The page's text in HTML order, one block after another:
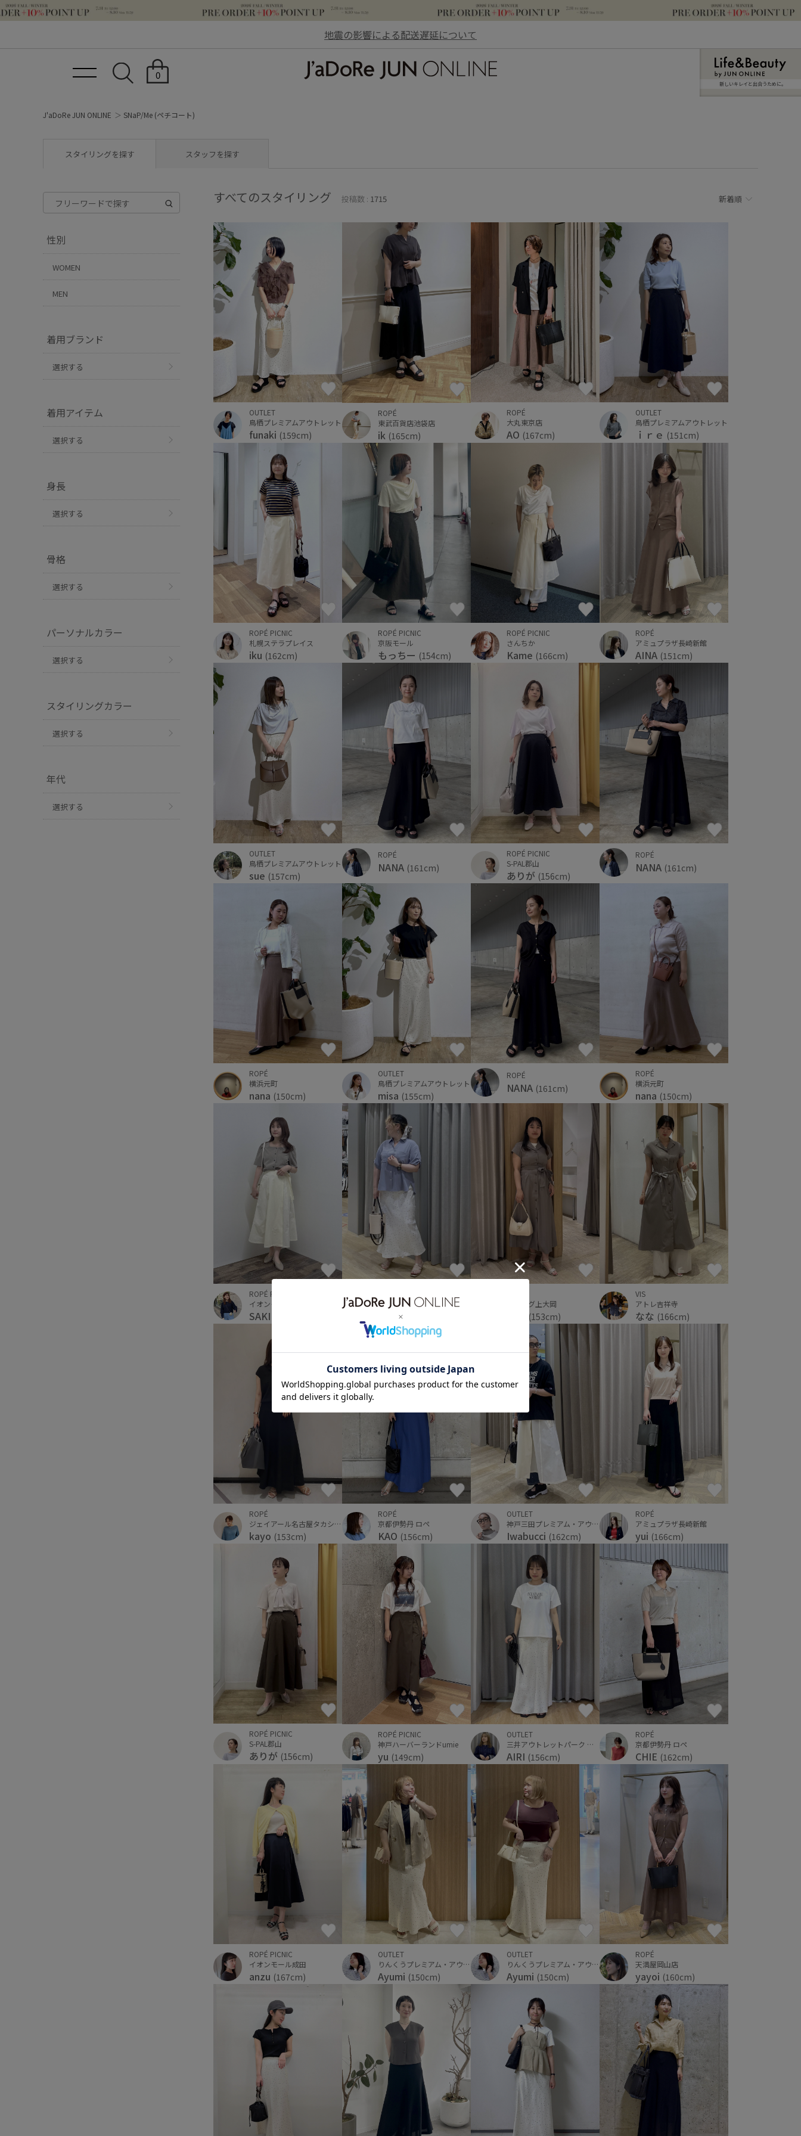
地震の影響による配送遅延について
0
新しいキレイと出合うために。
J'aDoRe JUN ONLINE SNaP/Me (ペチコート)
スタイリングを探す スタッフを探す
性別
WOMEN
MEN
着用ブランド
選択する
着用アイテム
選択する
身長
選択する
骨格
選択する
パーソナルカラー
選択する
スタイリングカラー
選択する
年代
選択する
すべてのスタイリング 投稿数 : 1715 新着順
OUTLET
鳥栖プレミアムアウトレット
funaki (159cm)
ROPÉ
東武百貨店池袋店
ik (165cm)
ROPÉ
大丸東京店
AO (167cm)
OUTLET
鳥栖プレミアムアウトレット
ｉｒｅ (151cm)
ROPÉ PICNIC
札幌ステラプレイス
iku (162cm)
ROPÉ PICNIC
京阪モール
もっちー (154cm)
ROPÉ PICNIC
さんちか
Kame (166cm)
ROPÉ
アミュプラザ長崎新館
AINA (151cm)
OUTLET
鳥栖プレミアムアウトレット
sue (157cm)
ROPÉ
NANA (161cm)
ROPÉ PICNIC
S-PAL郡山
ありが (156cm)
ROPÉ
NANA (161cm)
ROPÉ
横浜元町
nana (150cm)
OUTLET
鳥栖プレミアムアウトレット
misa (155cm)
ROPÉ
NANA (161cm)
ROPÉ
横浜元町
nana (150cm)
ROPÉ PICNIC
イオンモール京都桂川
SAKI のん(159cm)
ウィング上大岡
(153cm)
VIS
アトレ吉祥寺
なな (166cm)
ROPÉ
ジェイアール名古屋タカシマヤ
kayo (153cm)
ROPÉ
京都伊勢丹 ロペ
KAO (156cm)
OUTLET
神戸三田プレミアム・アウトレット
Iwabucci (162cm)
ROPÉ
アミュプラザ長崎新館
yui (166cm)
ROPÉ PICNIC
S-PAL郡山
ありが (156cm)
ROPÉ PICNIC
神戸ハーバーランドumie
yu (149cm)
OUTLET
三井アウトレットパーク ジャズドリーム長島
AIRI (156cm)
ROPÉ
京都伊勢丹 ロペ
CHIE (162cm)
ROPÉ PICNIC
イオンモール成田
anzu (167cm)
OUTLET
りんくうプレミアム・アウトレット
Ayumi (150cm)
OUTLET
りんくうプレミアム・アウトレット
Ayumi (150cm)
ROPÉ
天満屋岡山店
yayoi (160cm)